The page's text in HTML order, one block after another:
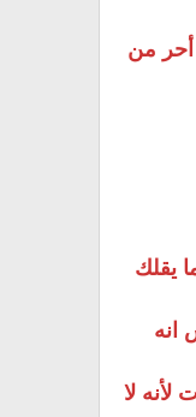
أحر من
يقلك
انه
لأنه لا